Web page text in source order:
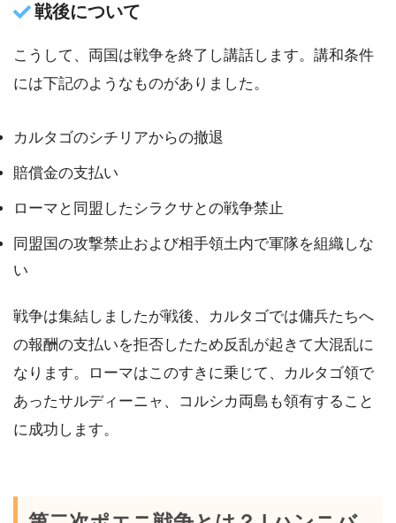
戦後について
こうして、両国は戦争を終了し講話します。講和条件
には下記のようなものがありました。
カルタゴのシチリアからの撤退
賠償金の支払い
ローマと同盟したシラクサとの戦争禁止
同盟国の攻撃禁止および相手領土内で軍隊を組織しな
い
戦争は集結しましたが戦後、カルタゴでは傭兵たちへ
の報酬の支払いを拒否したため反乱が起きて大混乱に
なります。ローマはこのすきに乗じて、カルタゴ領で
あったサルディーニャ、コルシカ両島も領有すること
に成功します。